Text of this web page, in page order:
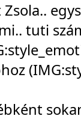
Zsola..
tuti
(IMG: